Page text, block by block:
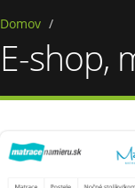
Domov /
E-shop,